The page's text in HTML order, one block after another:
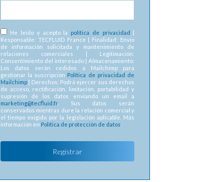
RGPD*
He leído y acepto la política de privacidad
Responsable: TECFLUID France | Finalidad: Envío
de información solicitada y mantenimiento de
relaciones comerciales | Legitimación:
Consentimiento del interesado | Almacenamiento:
Los datos serán cedidos a Mailchimp para
gestionar la suscripción Política de privacidad de
Mailchimp| Derechos: Podrá ejercer sus derechos
de acceso, rectificación, limitación, portabilidad y
supresión de los datos enviando un email a
marketing@tecfluid.fr. Sus datos serán
conservados mientras dure la relación comercial y
el tiempo exigido por la legislación aplicable. Más
información en Política de protección de datos